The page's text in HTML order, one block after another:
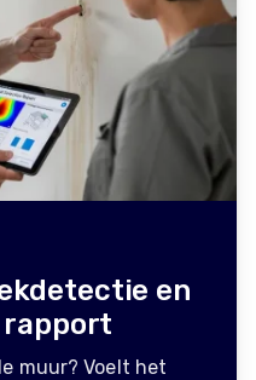
en
muur? Voelt het